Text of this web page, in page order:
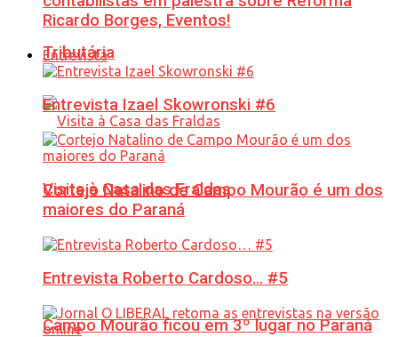
Tributária
Visita à Casa das Fraldas
Campo Mourão ficou em 3º lugar no Paraná
Ricardo Borges, Eventos!
Entrevista
Entrevista Izael Skowronski #6
Cortejo Natalino de Campo Mourão é um dos
maiores do Paraná
Entrevista Roberto Cardoso… #5